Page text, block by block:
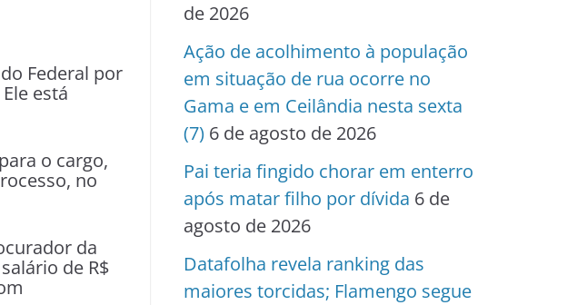
Federal por
está
o cargo,
no
da
de R$
de 2026
Ação de acolhimento à população
em situação de rua ocorre no
Gama e em Ceilândia nesta sexta
(7) 6 de agosto de 2026
Pai teria fingido chorar em enterro
após matar filho por dívida 6 de
agosto de 2026
Datafolha revela ranking das
maiores torcidas; Flamengo segue